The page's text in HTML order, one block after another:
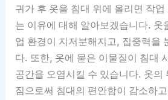
귀가 후 옷을 침대 위에 올리면 작
는 이유에 대해 알아보겠습니다. 옷
업 환경이 지저분해지고, 집중력을
다. 또한, 옷에 묻은 이물질이 침대
공간을 오염시킬 수 있습니다. 옷의
짐으로써 침대의 편안함이 감소하